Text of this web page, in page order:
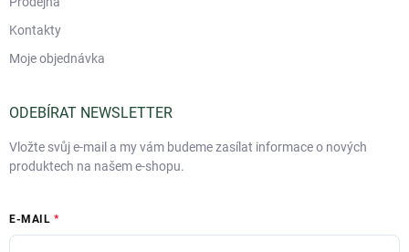
Kontakty
Moje objednávka
ODEBÍRAT NEWSLETTER
Vložte svůj e-mail a my vám budeme zasílat informace o nových
produktech na našem e-shopu.
E-MAIL